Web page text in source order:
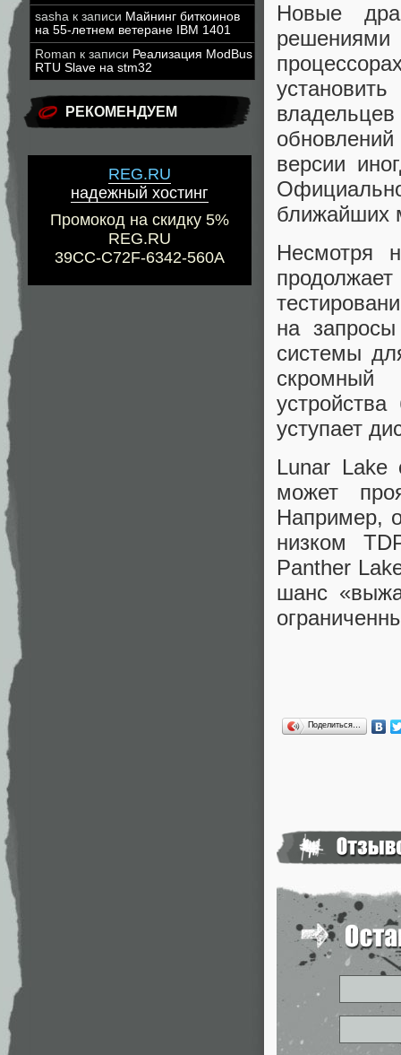
sasha к записи Майнинг биткоинов
на 55-летнем ветеране IBM 1401
Roman к записи Реализация ModBus
RTU Slave на stm32
РЕКОМЕНДУЕМ
REG.RU
надежный хостинг
Промокод на скидку 5%
REG.RU
39CC-C72F-6342-560A
Новые
версии
ближайших
Несмотря
на
системы
скромный
уступает
Lunar Lake
может
Например,
низком
Panther
шанс
Поделиться…